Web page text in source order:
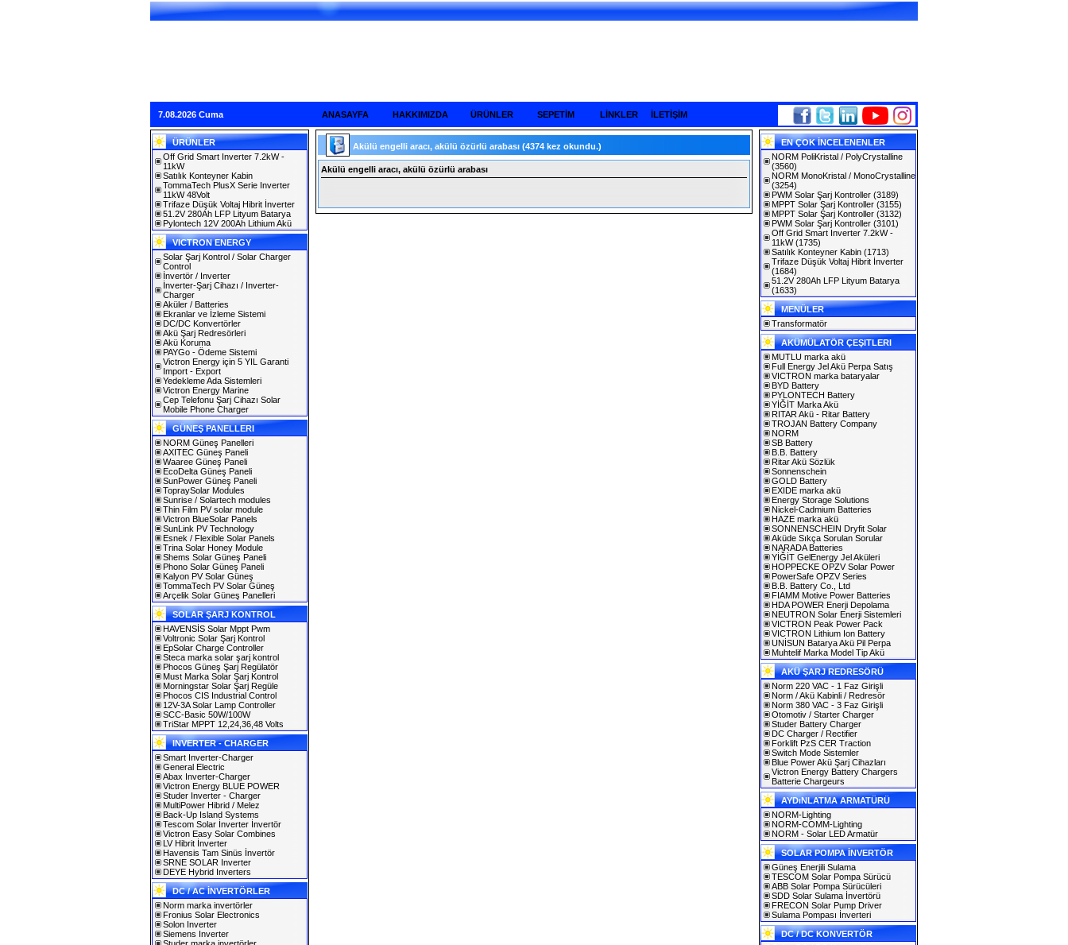
7.08.2026 Cuma ANASAYFA HAKKIMIZDA ÜRÜNLER SEPETİM LİNKLER İLETİŞİM
ÜRÜNLER
Off Grid Smart Inverter 7.2kW -
11kW
Satılık Konteyner Kabin
TommaTech PlusX Serie Inverter
11kW 48Volt
Trifaze Düşük Voltaj Hibrit İnverter
51.2V 280Ah LFP Lityum Batarya
Pylontech 12V 200Ah Lithium Akü
VICTRON ENERGY
Solar Şarj Kontrol / Solar Charger
Control
İnvertör / Inverter
İnverter-Şarj Cihazı / Inverter-
Charger
Aküler / Batteries
Ekranlar ve İzleme Sistemi
DC/DC Konvertörler
Akü Şarj Redresörleri
Akü Koruma
PAYGo - Ödeme Sistemi
Victron Energy için 5 YIL Garanti
Import - Export
Yedekleme Ada Sistemleri
Victron Energy Marine
Cep Telefonu Şarj Cihazı Solar
Mobile Phone Charger
GÜNEŞ PANELLERI
NORM Güneş Panelleri
AXITEC Güneş Paneli
Waaree Güneş Paneli
EcoDelta Güneş Paneli
SunPower Güneş Paneli
TopraySolar Modules
Sunrise / Solartech modules
Thin Film PV solar module
Victron BlueSolar Panels
SunLink PV Technology
Esnek / Flexible Solar Panels
Trina Solar Honey Module
Shems Solar Güneş Paneli
Phono Solar Güneş Paneli
Kalyon PV Solar Güneş
TommaTech PV Solar Güneş
Arçelik Solar Güneş Panelleri
SOLAR ŞARJ KONTROL
HAVENSİS Solar Mppt Pwm
Voltronic Solar Şarj Kontrol
EpSolar Charge Controller
Steca marka solar şarj kontrol
Phocos Güneş Şarj Regülatör
Must Marka Solar Şarj Kontrol
Morningstar Solar Şarj Regüle
Phocos CIS Industrial Control
12V-3A Solar Lamp Controller
SCC-Basic 50W/100W
TriStar MPPT 12,24,36,48 Volts
INVERTER - CHARGER
Smart Inverter-Charger
General Electric
Abax Inverter-Charger
Victron Energy BLUE POWER
Studer Inverter - Charger
MultiPower Hibrid / Melez
Back-Up Island Systems
Tescom Solar İnverter İnvertör
Victron Easy Solar Combines
LV Hibrit İnverter
Havensis Tam Sinüs İnvertör
SRNE SOLAR Inverter
DEYE Hybrid Inverters
DC / AC İNVERTÖRLER
Norm marka invertörler
Fronius Solar Electronics
Solon Inverter
Siemens Inverter
Akülü engelli aracı, akülü özürlü arabası (4374 kez okundu.)
Akülü engelli aracı, akülü özürlü arabası
EN ÇOK İNCELENENLER
NORM PoliKristal / PolyCrystalline
(3560)
NORM MonoKristal / MonoCrystalline
(3254)
PWM Solar Şarj Kontroller (3189)
MPPT Solar Şarj Kontroller (3155)
MPPT Solar Şarj Kontroller (3132)
PWM Solar Şarj Kontroller (3101)
Off Grid Smart Inverter 7.2kW -
11kW(1735)
Satılık Konteyner Kabin (1713)
Trifaze Düşük Voltaj Hibrit İnverter
(1684)
51.2V 280Ah LFP Lityum Batarya
(1633)
MENÜLER
Transformatör
AKÜMÜLATÖR ÇEŞITLERI
MUTLU marka akü
Full Energy Jel Akü Perpa Satış
VICTRON marka bataryalar
BYD Battery
PYLONTECH Battery
YİĞİT Marka Akü
RITAR Akü - Ritar Battery
TROJAN Battery Company
NORM
SB Battery
B.B. Battery
Ritar Akü Sözlük
Sonnenschein
GOLD Battery
EXIDE marka akü
Energy Storage Solutions
Nickel-Cadmium Batteries
HAZE marka akü
SONNENSCHEIN Dryfit Solar
Aküde Sıkça Sorulan Sorular
NARADA Batteries
YİĞİT GelEnergy Jel Aküleri
HOPPECKE OPZV Solar Power
PowerSafe OPZV Series
B.B. Battery Co., Ltd
FIAMM Motive Power Batteries
HDA POWER Enerji Depolama
NEUTRON Solar Enerji Sistemleri
VICTRON Peak Power Pack
VICTRON Lithium Ion Battery
UNİSUN Batarya Akü Pil Perpa
Muhtelif Marka Model Tip Akü
AKÜ ŞARJ REDRESÖRÜ
Norm 220 VAC - 1 Faz Girişli
Norm / Akü Kabinli / Redresör
Norm 380 VAC - 3 Faz Girişli
Otomotiv / Starter Charger
Studer Battery Charger
DC Charger / Rectifier
Forklift PzS CER Traction
Switch Mode Sistemler
Blue Power Akü Şarj Cihazları
Victron Energy Battery Chargers
Batterie Chargeurs
AYDıNLATMA ARMATÜRÜ
NORM-Lighting
NORM-COMM-Lighting
NORM - Solar LED Armatür
SOLAR POMPA İNVERTÖR
Güneş Enerjili Sulama
TESCOM Solar Pompa Sürücü
ABB Solar Pompa Sürücüleri
SDD Solar Sulama İnvertörü
FRECON Solar Pump Driver
Sulama Pompası İnverteri
DC / DC KONVERTÖR